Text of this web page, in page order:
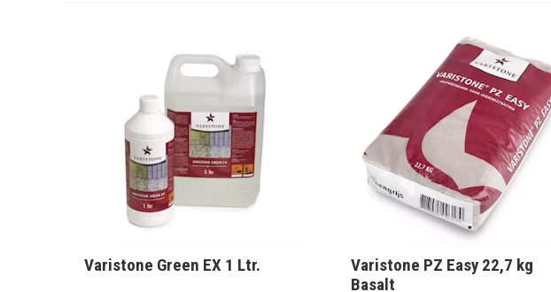
Varistone Green EX 1 Ltr.
Varistone PZ Easy 22,7 kg
Basalt